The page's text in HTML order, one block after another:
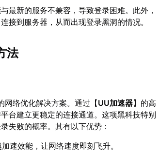
最新的服务不兼容，导致登录困难。此外，
接到服务器，从而出现登录黑洞的情况。
法
网络优化解决方案。通过【UU加速器】的高
台建立更稳定的连接通道。这项黑科技特别
失败的概率。其有以下优势：
速效能，让网络速度即刻飞升。